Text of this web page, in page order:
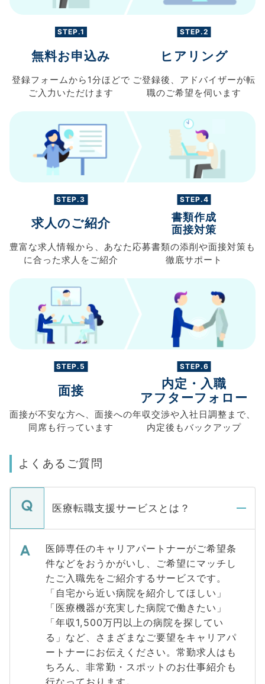
STEP.1
無料お申込み
登録フォームから 1分ほどで
ご入力 いただけます
STEP.2
ヒアリング
ご登録後、 アドバイザーが転
職のご希望を伺います
STEP.3
求人のご紹介
豊富な求人情報から、 あなた
に合った求人を ご紹介
STEP.4
書類作成
面接対策
応募書類の添削や面接対策も
徹底サポート
STEP.5
面接
面接が不安な方へ、 面接への
同席も行っています
STEP.6
内定・入職
アフターフォロー
年収交渉や入社日調整まで、
内定後もバックアップ
よくあるご質問
医療転職支援サービスとは？
医師専任のキャリアパートナーがご希望条
件などをおうかがいし、ご希望にマッチし
たご入職先をご紹介するサービスです。
「自宅から近い病院を紹介してほしい」
「医療機器が充実した病院で働きたい」
「年収1,500万円以上の病院を探してい
る」など、さまざまなご要望をキャリアパ
ートナーにお伝えください。常勤求人はも
ちろん、非常勤・スポットのお仕事紹介も
行なっております。